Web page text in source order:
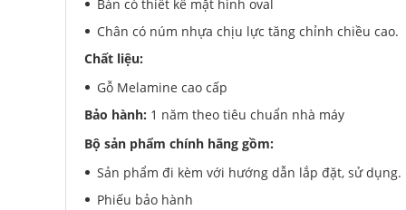
Trường THCS Thành Công- Khu TT Khu C Thành Công
trước
Anh Long-
Công ty Lữ hành HG
47 Phan Chu Trinh đã mua 8 giờ
Ngõ 88 Phố Ngọc Hà đã mua 7 giờ trước
Chị Hồng Anh -46 Tăng Bạt Hổ đã mua 2 giờ trước
Anh Quang-51 Ngô Quyền đã mua 4 giờ trước
Chị Nghi
- 47 Mai Hắc Đế đã mua 5 giờ trước
Bàn có thiết kế mặt hình oval
Chân có núm nhựa chịu lực tăng chỉnh chiều cao.
Chất liệu:
Gỗ Melamine cao cấp
Bảo hành: 1 năm theo tiêu chuẩn nhà máy
Bộ sản phẩm chính hãng gồm:
Sản phẩm đi kèm với hướng dẫn lắp đặt, sử dụng.
Phiếu bảo hành